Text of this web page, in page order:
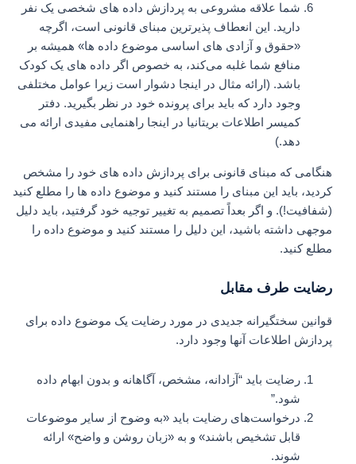
شما علاقه مشروعی به پردازش داده های شخصی یک نفر
دارید. این انعطاف‌ پذیرترین مبنای قانونی است، اگرچه
«حقوق و آزادی‌ های اساسی موضوع داده‌ ها» همیشه بر
منافع شما غلبه می‌کند، به خصوص اگر داده‌ های یک کودک
باشد. (ارائه مثال در اینجا دشوار است زیرا عوامل مختلفی
وجود دارد که باید برای پرونده خود در نظر بگیرید. دفتر
کمیسر اطلاعات بریتانیا در اینجا راهنمایی مفیدی ارائه می
دهد.)
هنگامی که مبنای قانونی برای پردازش داده های خود را مشخص
کردید، باید این مبنای را مستند کنید و موضوع داده ها را مطلع کنید
(شفافیت!). و اگر بعداً تصمیم به تغییر توجیه خود گرفتید، باید دلیل
موجهی داشته باشید، این دلیل را مستند کنید و موضوع داده را
مطلع کنید.
رضایت طرف مقابل
قوانین سختگیرانه جدیدی در مورد رضایت یک موضوع داده برای
پردازش اطلاعات آنها وجود دارد.
رضایت باید “آزادانه، مشخص، آگاهانه و بدون ابهام داده
شود.”
درخواست‌های رضایت باید «به وضوح از سایر موضوعات
قابل تشخیص باشند» و به «زبان روشن و واضح» ارائه
شوند.